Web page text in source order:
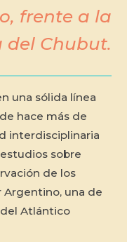
frente a la
del Chubut.
una sólida línea
hace más de
interdisciplinaria
sobre
de los
una de
Atlántico